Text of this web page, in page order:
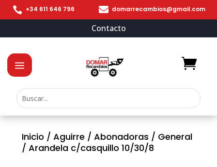
 +34 611 646 796  domarrecambios@gmail.com
Contacto
Inicio / Aguirre / Abonadoras / General
/ Arandela c/casquillo 10/30/8